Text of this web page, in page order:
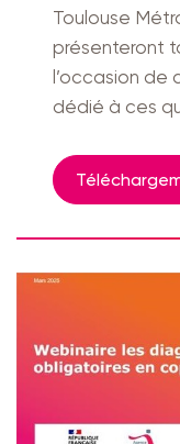
Toulouse
présenteront
l’occasion de
dédié à ces